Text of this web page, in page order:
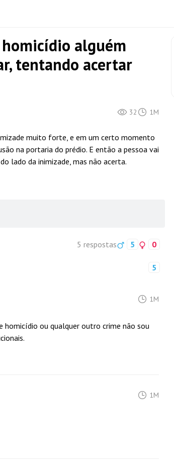
alguém
tentando acertar
32 1M
muito forte, e em um certo momento
na portaria do prédio. E então a pessoa vai
lado da inimizade, mas não acerta.
5 respostas 5 0
5
1M
homicídio ou qualquer outro crime não sou
1M